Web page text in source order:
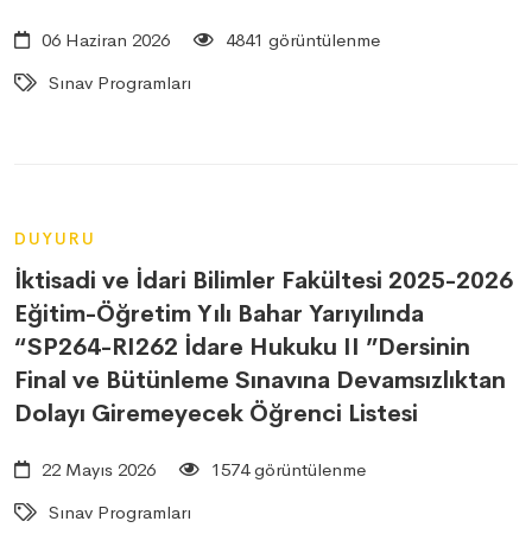
06 Haziran 2026
4841 görüntülenme
Sınav Programları
DUYURU
İktisadi ve İdari Bilimler Fakültesi 2025-2026
Eğitim-Öğretim Yılı Bahar Yarıyılında
“SP264-RI262 İdare Hukuku II ”Dersinin
Final ve Bütünleme Sınavına Devamsızlıktan
Dolayı Giremeyecek Öğrenci Listesi
22 Mayıs 2026
1574 görüntülenme
Sınav Programları